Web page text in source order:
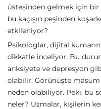
üstesinden gelmek için bir
bu kaçışın peşinden
etkileniyor?
Psikologlar, dijital kumarın
dikkatle inceliyor. Bu
anksiyete ve depresyon
olabilir. Görünüşte
neden olabiliyor. Peki, bu
neler? Uzmalar, kişilerin